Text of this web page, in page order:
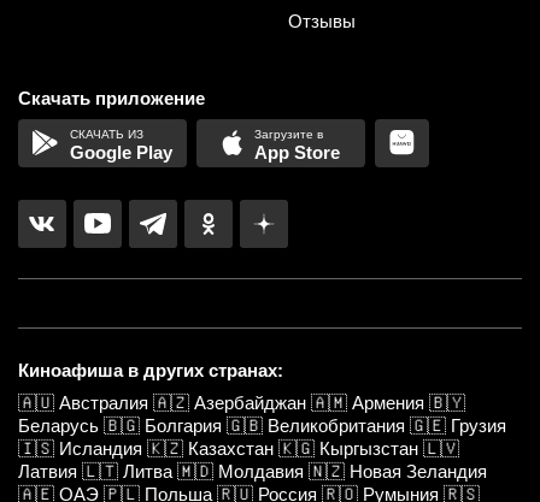
Отзывы
Скачать приложение
Google Play App Store
Киноафиша в других странах:
🇦🇺 Австралия 🇦🇿 Азербайджан 🇦🇲 Армения 🇧🇾
Беларусь 🇧🇬 Болгария 🇬🇧 Великобритания 🇬🇪 Грузия
🇮🇸 Исландия 🇰🇿 Казахстан 🇰🇬 Кыргызстан 🇱🇻
Латвия 🇱🇹 Литва 🇲🇩 Молдавия 🇳🇿 Новая Зеландия
🇦🇪 ОАЭ 🇵🇱 Польша 🇷🇺 Россия 🇷🇴 Румыния 🇷🇸